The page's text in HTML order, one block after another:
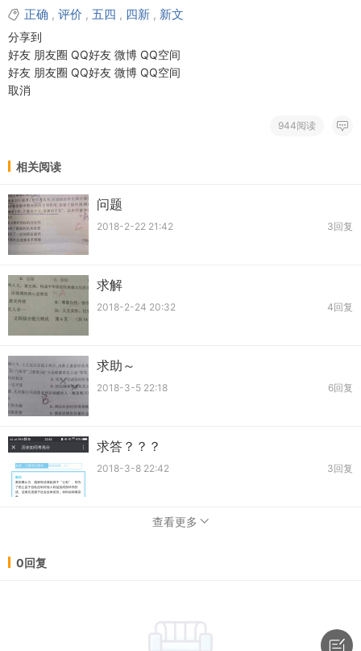
正确 , 评价 , 五四 , 四新 , 新文
分享到
好友 朋友圈 QQ好友 微博 QQ空间
好友 朋友圈 QQ好友 微博 QQ空间
取消
944阅读
相关阅读
问题
2018-2-22 21:42 3回复
求解
2018-2-24 20:32 4回复
求助～
2018-3-5 22:18 6回复
求答？？？
2018-3-8 22:42 3回复
查看更多
0回复